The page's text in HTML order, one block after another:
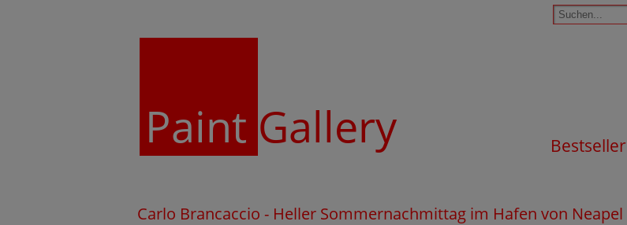
Paint Gallery Bestseller
Carlo Brancaccio - Heller Sommernachmittag im Hafen von Neapel